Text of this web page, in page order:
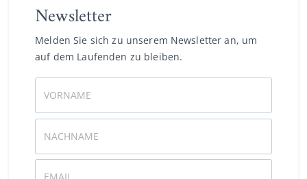
Newsletter
Melden Sie sich zu unserem Newsletter an, um
auf dem Laufenden zu bleiben.